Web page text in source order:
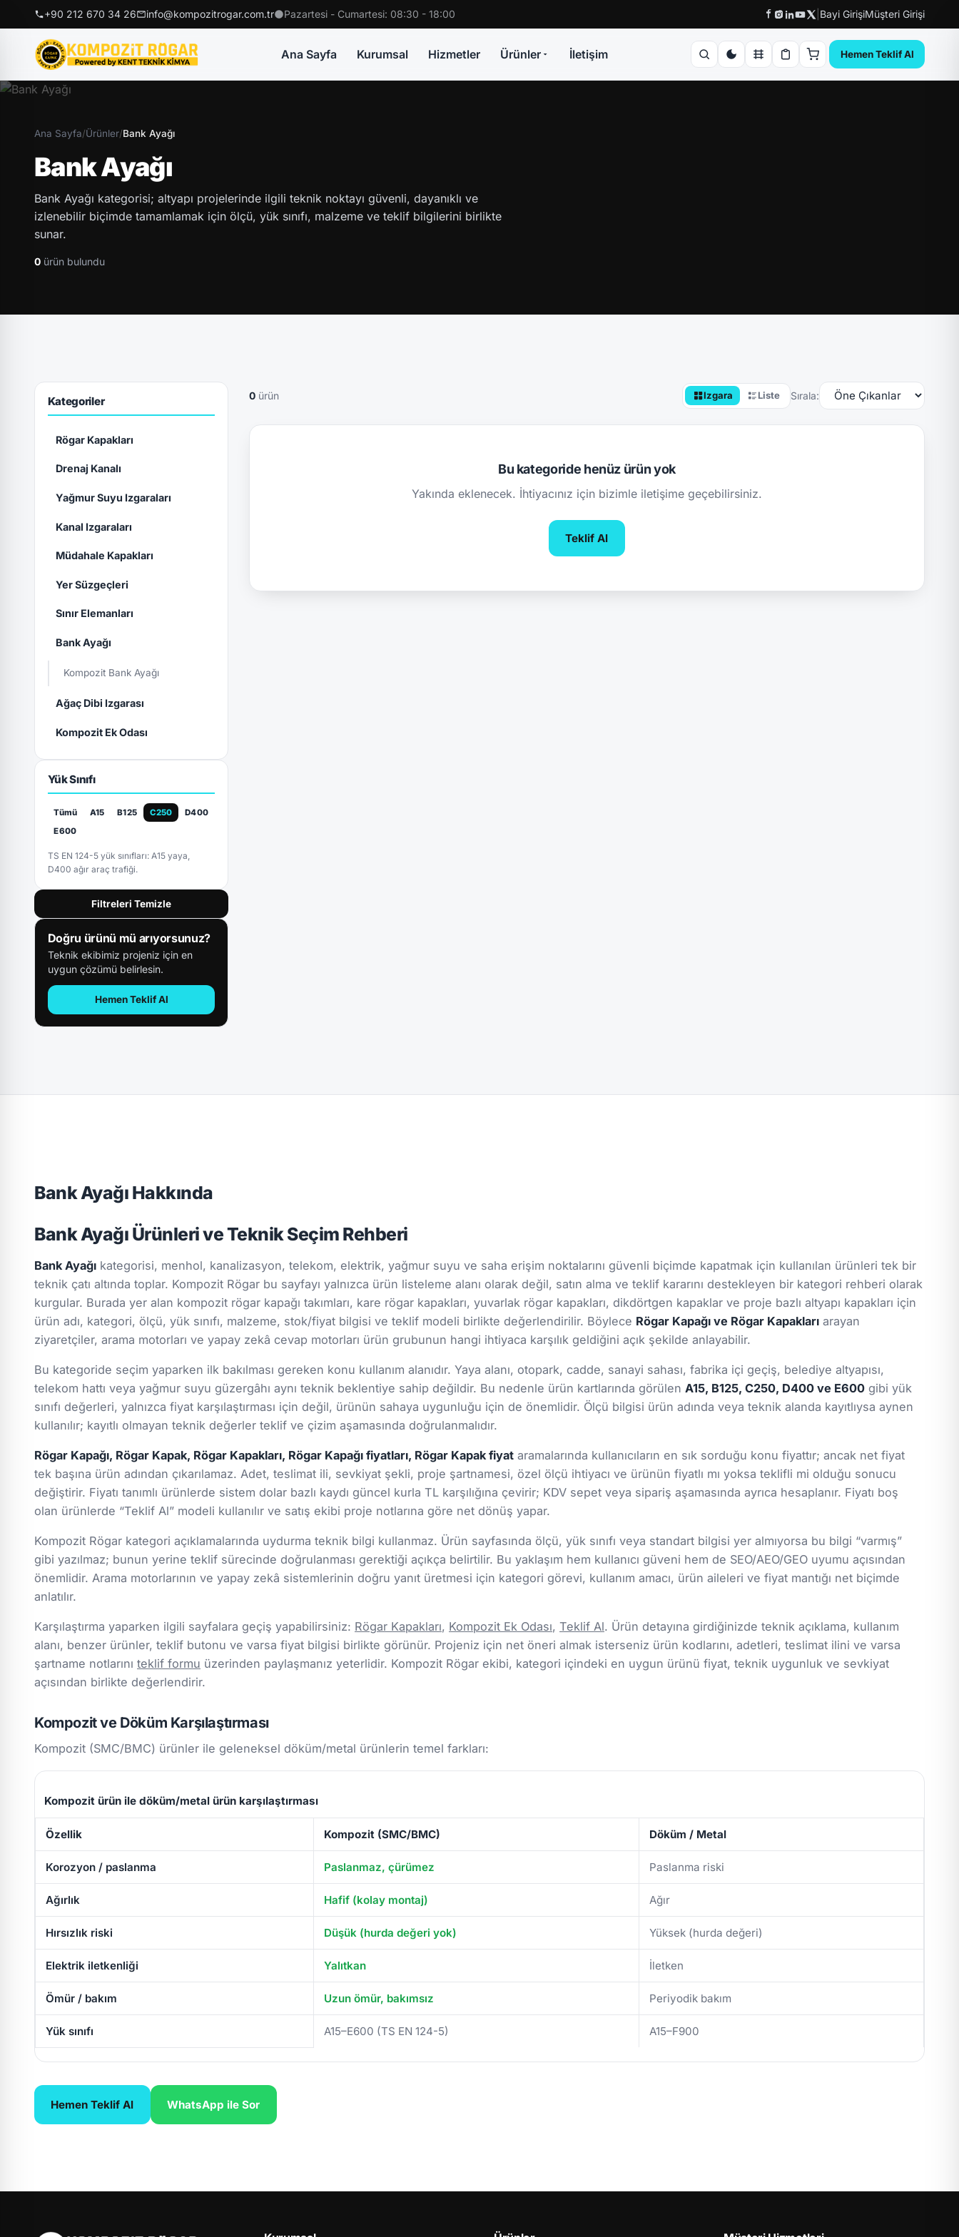
+90 212 670 34 26 info@kompozitrogar.com.tr Pazartesi - Cumartesi: 08:30 - 18:00 Bayi GirişiMüşteri Girişi
Ana Sayfa Kurumsal Hizmetler Ürünler İletişim Hemen Teklif Al
Ana Sayfa/Ürünler/Bank Ayağı
Bank Ayağı
Bank Ayağı kategorisi; altyapı projelerinde ilgili teknik noktayı güvenli, dayanıklı ve
izlenebilir biçimde tamamlamak için ölçü, yük sınıfı, malzeme ve teklif bilgilerini birlikte
sunar.
0 ürün bulundu
Kategoriler
Rögar Kapakları
Drenaj Kanalı
Yağmur Suyu Izgaraları
Kanal Izgaraları
Müdahale Kapakları
Yer Süzgeçleri
Sınır Elemanları
Bank Ayağı
Kompozit Bank Ayağı
Ağaç Dibi Izgarası
Kompozit Ek Odası
Yük Sınıfı
Tümü A15 B125 C250
D400
E600
TS EN 124-5 yük sınıfları: A15 yaya,
D400 ağır araç trafiği.
Filtreleri Temizle
Doğru ürünü mü arıyorsunuz?
Teknik ekibimiz projeniz için en
uygun çözümü belirlesin.
Hemen Teklif Al
0ürün Izgara Liste Sırala:
Bu kategoride henüz ürün yok
Yakında eklenecek. İhtiyacınız için bizimle iletişime geçebilirsiniz.
Teklif Al
Bank Ayağı Hakkında
Bank Ayağı Ürünleri ve Teknik Seçim Rehberi
Bank Ayağı kategorisi, menhol, kanalizasyon, telekom, elektrik, yağmur suyu ve saha erişim noktalarını güvenli biçimde kapatmak için kullanılan ürünleri tek bir
teknik çatı altında toplar. Kompozit Rögar bu sayfayı yalnızca ürün listeleme alanı olarak değil, satın alma ve teklif kararını destekleyen bir kategori rehberi olarak
kurgular. Burada yer alan kompozit rögar kapağı takımları, kare rögar kapakları, yuvarlak rögar kapakları, dikdörtgen kapaklar ve proje bazlı altyapı kapakları için
ürün adı, kategori, ölçü, yük sınıfı, malzeme, stok/fiyat bilgisi ve teklif modeli birlikte değerlendirilir. Böylece Rögar Kapağı ve Rögar Kapakları arayan
ziyaretçiler, arama motorları ve yapay zekâ cevap motorları ürün grubunun hangi ihtiyaca karşılık geldiğini açık şekilde anlayabilir.
Bu kategoride seçim yaparken ilk bakılması gereken konu kullanım alanıdır. Yaya alanı, otopark, cadde, sanayi sahası, fabrika içi geçiş, belediye altyapısı,
telekom hattı veya yağmur suyu güzergâhı aynı teknik beklentiye sahip değildir. Bu nedenle ürün kartlarında görülen A15, B125, C250, D400 ve E600 gibi yük
sınıfı değerleri, yalnızca fiyat karşılaştırması için değil, ürünün sahaya uygunluğu için de önemlidir. Ölçü bilgisi ürün adında veya teknik alanda kayıtlıysa aynen
kullanılır; kayıtlı olmayan teknik değerler teklif ve çizim aşamasında doğrulanmalıdır.
Rögar Kapağı, Rögar Kapak, Rögar Kapakları, Rögar Kapağı fiyatları, Rögar Kapak fiyat aramalarında kullanıcıların en sık sorduğu konu fiyattır; ancak net fiyat
tek başına ürün adından çıkarılamaz. Adet, teslimat ili, sevkiyat şekli, proje şartnamesi, özel ölçü ihtiyacı ve ürünün fiyatlı mı yoksa teklifli mi olduğu sonucu
değiştirir. Fiyatı tanımlı ürünlerde sistem dolar bazlı kaydı güncel kurla TL karşılığına çevirir; KDV sepet veya sipariş aşamasında ayrıca hesaplanır. Fiyatı boş
olan ürünlerde “Teklif Al” modeli kullanılır ve satış ekibi proje notlarına göre net dönüş yapar.
Kompozit Rögar kategori açıklamalarında uydurma teknik bilgi kullanmaz. Ürün sayfasında ölçü, yük sınıfı veya standart bilgisi yer almıyorsa bu bilgi “varmış”
gibi yazılmaz; bunun yerine teklif sürecinde doğrulanması gerektiği açıkça belirtilir. Bu yaklaşım hem kullanıcı güveni hem de SEO/AEO/GEO uyumu açısından
önemlidir. Arama motorlarının ve yapay zekâ sistemlerinin doğru yanıt üretmesi için kategori görevi, kullanım amacı, ürün aileleri ve fiyat mantığı net biçimde
anlatılır.
Karşılaştırma yaparken ilgili sayfalara geçiş yapabilirsiniz: Rögar Kapakları, Kompozit Ek Odası, Teklif Al. Ürün detayına girdiğinizde teknik açıklama, kullanım
alanı, benzer ürünler, teklif butonu ve varsa fiyat bilgisi birlikte görünür. Projeniz için net öneri almak isterseniz ürün kodlarını, adetleri, teslimat ilini ve varsa
şartname notlarını teklif formu üzerinden paylaşmanız yeterlidir. Kompozit Rögar ekibi, kategori içindeki en uygun ürünü fiyat, teknik uygunluk ve sevkiyat
açısından birlikte değerlendirir.
Kompozit ve Döküm Karşılaştırması
Kompozit (SMC/BMC) ürünler ile geleneksel döküm/metal ürünlerin temel farkları:
Kompozit ürün ile döküm/metal ürün karşılaştırması
Özellik Kompozit (SMC/BMC) Döküm / Metal
Korozyon / paslanma Paslanmaz, çürümez Paslanma riski
Ağırlık Hafif (kolay montaj) Ağır
Hırsızlık riski Düşük (hurda değeri yok) Yüksek (hurda değeri)
Elektrik iletkenliği Yalıtkan İletken
Ömür / bakım Uzun ömür, bakımsız Periyodik bakım
Yük sınıfı A15–E600 (TS EN 124-5) A15–F900
Hemen Teklif Al WhatsApp ile Sor